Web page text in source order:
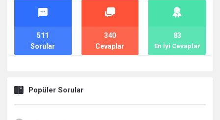
İstatistikler
Sorular
511
Cevaplar
340
En İyi Cevaplar
83
Popüler Sorular